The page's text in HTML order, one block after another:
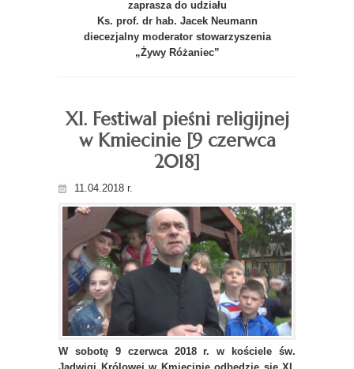
zaprasza do udziału
Ks. prof. dr hab. Jacek Neumann
diecezjalny moderator stowarzyszenia
„Żywy Różaniec”
XI. Festiwal pieśni religijnej
w Kmiecinie [9 czerwca
2018]
11.04.2018 r.
W sobotę 9 czerwca 2018 r. w kościele św.